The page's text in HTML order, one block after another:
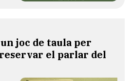
joc de taula per
el parlar del